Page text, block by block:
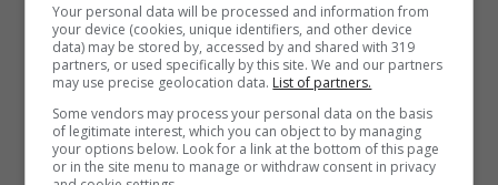
Your personal data will be processed and information from
your device (cookies, unique identifiers, and other device
data) may be stored by, accessed by and shared with 319
partners, or used specifically by this site. We and our partners
may use precise geolocation data. List of partners.
Some vendors may process your personal data on the basis
of legitimate interest, which you can object to by managing
your options below. Look for a link at the bottom of this page
or in the site menu to manage or withdraw consent in privacy